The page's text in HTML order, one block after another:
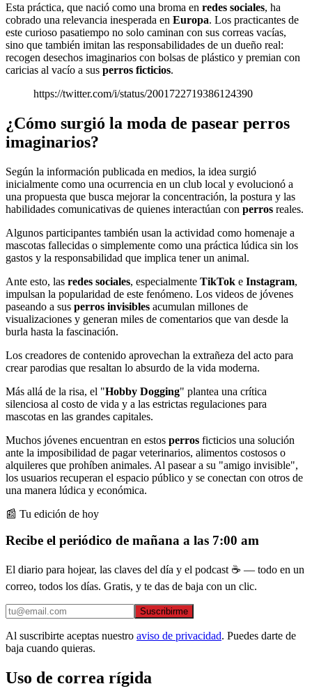
Esta práctica, que nació como una broma en redes sociales, ha
cobrado una relevancia inesperada en Europa. Los practicantes de
este curioso pasatiempo no solo caminan con sus correas vacías,
sino que también imitan las responsabilidades de un dueño real:
recogen desechos imaginarios con bolsas de plástico y premian con
caricias al vacío a sus perros ficticios.
https://twitter.com/i/status/2001722719386124390
¿Cómo surgió la moda de pasear perros
imaginarios?
Según la información publicada en medios, la idea surgió
inicialmente como una ocurrencia en un club local y evolucionó a
una propuesta que busca mejorar la concentración, la postura y las
habilidades comunicativas de quienes interactúan con perros reales.
Algunos participantes también usan la actividad como homenaje a
mascotas fallecidas o simplemente como una práctica lúdica sin los
gastos y la responsabilidad que implica tener un animal.
Ante esto, las redes sociales, especialmente TikTok e Instagram,
impulsan la popularidad de este fenómeno. Los videos de jóvenes
paseando a sus perros invisibles acumulan millones de
visualizaciones y generan miles de comentarios que van desde la
burla hasta la fascinación.
Los creadores de contenido aprovechan la extrañeza del acto para
crear parodias que resaltan lo absurdo de la vida moderna.
Más allá de la risa, el "Hobby Dogging" plantea una crítica
silenciosa al costo de vida y a las estrictas regulaciones para
mascotas en las grandes capitales.
Muchos jóvenes encuentran en estos perros ficticios una solución
ante la imposibilidad de pagar veterinarios, alimentos costosos o
alquileres que prohíben animales. Al pasear a su "amigo invisible",
los usuarios recuperan el espacio público y se conectan con otros de
una manera lúdica y económica.
📰 Tu edición de hoy
Recibe el periódico de mañana a las 7:00 am
El diario para hojear, las claves del día y el podcast ☕ — todo en un
correo, todos los días. Gratis, y te das de baja con un clic.
Suscribirme
Al suscribirte aceptas nuestro aviso de privacidad. Puedes darte de
baja cuando quieras.
Uso de correa rígida